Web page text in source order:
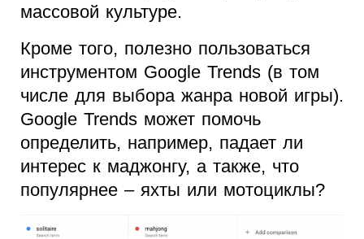
массовой культуре.
Кроме того, полезно пользоваться
инструментом Google Trends (в том
числе для выбора жанра новой игры).
Google Trends может помочь
определить, например, падает ли
интерес к маджонгу, а также, что
популярнее – яхты или мотоциклы?